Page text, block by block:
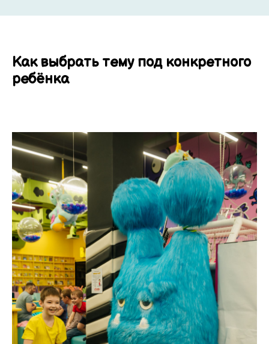
Как выбрать тему под конкретного
ребёнка